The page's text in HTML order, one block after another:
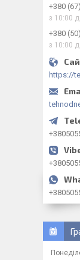
+380
з 10:00
+380
з 10:00
https://